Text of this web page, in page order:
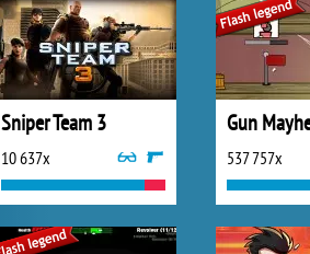
Sniper Team 3
10 637x
Gun
537 757x